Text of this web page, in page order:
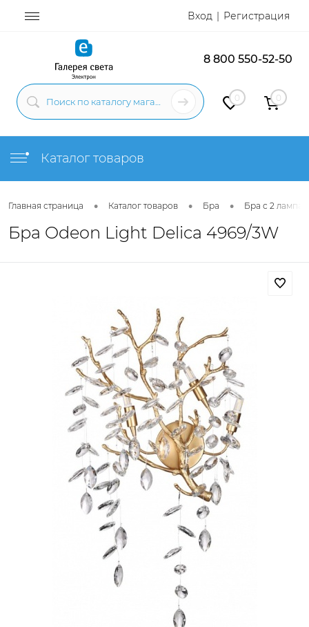
Вход Регистрация
8 800 550-52-50
0 0
Каталог товаров
Главная страница • Каталог товаров • Бра • Бра с 2
Бра Odeon Light Delica 4969/3W